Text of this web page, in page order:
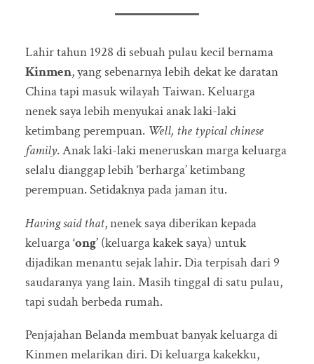
Lahir tahun 1928 di sebuah pulau kecil bernama
Kinmen, yang sebenarnya lebih dekat ke daratan
China tapi masuk wilayah Taiwan. Keluarga
nenek saya lebih menyukai anak laki-laki
ketimbang perempuan. Well, the typical chinese
family. Anak laki-laki meneruskan marga keluarga
selalu dianggap lebih ‘berharga’ ketimbang
perempuan. Setidaknya pada jaman itu.
Having said that, nenek saya diberikan kepada
keluarga‘ong’(keluarga kakek saya) untuk
dijadikan menantu sejak lahir. Dia terpisah dari 9
saudaranya yang lain. Masih tinggal di satu pulau,
tapi sudah berbeda rumah.
Penjajahan Belanda membuat banyak keluarga di
Kinmen melarikan diri. Di keluarga kakekku,